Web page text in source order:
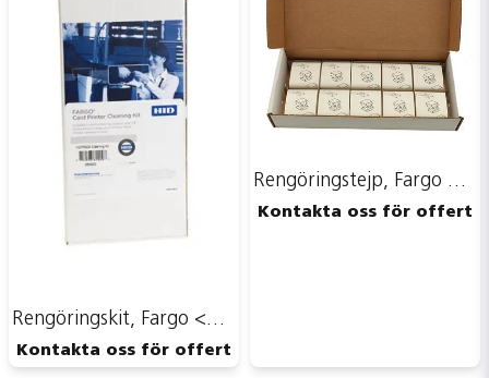
Rengöringskit, Fargo <br> ART.NR 96385-1000
Kontakta oss för offert
Rengöringstejp, Fargo <br> Art.nr 96385-2000
Kontakta oss för offert